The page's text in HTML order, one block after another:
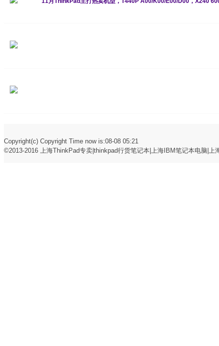
Copyright(c) Copyright Time now is:08-08 05:21
©2013-2016 上海ThinkPad专卖|thinkpad行货笔记本|上海IBM笔记本电脑|上